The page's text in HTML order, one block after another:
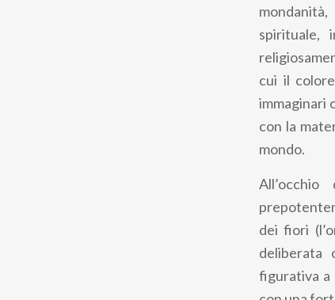
spirituale,
cui il
immaginari
con la
mondo.
dei fiori
deliberata
figurativa a